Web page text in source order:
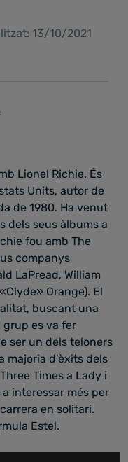
13/10/2021
Lionel Richie. És
Units, autor de
de 1980. Ha venut
dels seus àlbums a
fou amb The
companys
LaPread, William
Orange). El
buscant una
grup es va fer
ser un dels teloners
majoria d'èxits dels
Times a Lady i
interessar més per
en solitari.
Estel.